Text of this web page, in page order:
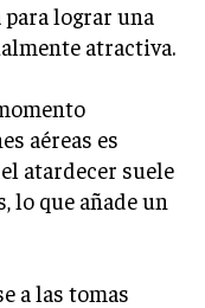
para lograr una
atractiva.
aéreas es
atardecer suele
lo que añade un
a las tomas